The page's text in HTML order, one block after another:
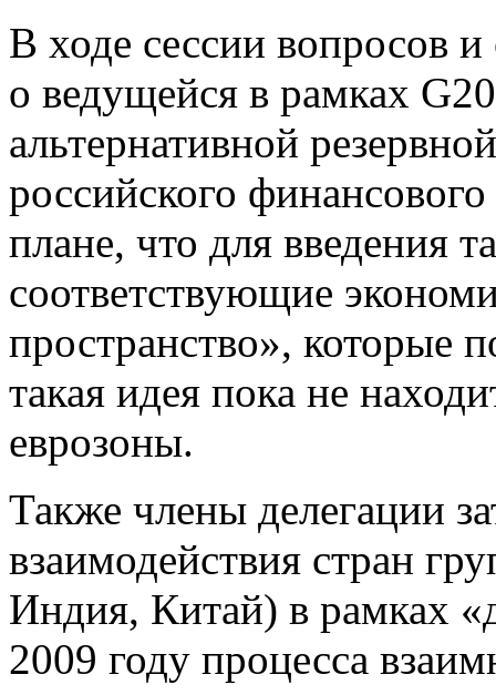
В ходе сессии вопросов
о ведущейся в рамках
альтернативной
российского
плане, что для введения
соответствующие
пространство», которые
такая идея пока не
еврозоны.
Также члены делегации
взаимодействия стран
Индия, Китай) в рамках
2009 году процесса